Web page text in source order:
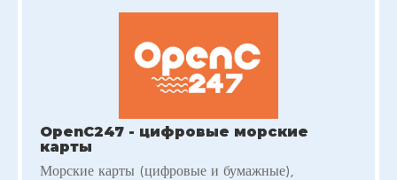
OpenC247 - цифровые морские
карты
Морские карты (цифровые и бумажные),